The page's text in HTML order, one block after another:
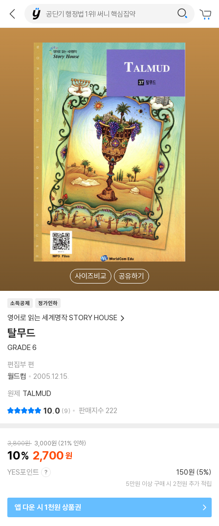
사이즈비교 공유하기
소득공제 정가인하
영어로 읽는 세계명작 STORY HOUSE
탈무드
GRADE 6
편집부 편
월드컴
2005.12.15.
원제 TALMUD
10.0 9 판매지수 222
3,800원 3,000원 21% 인하
10 2,700
YES포인트 150원 (5%)
5만원 이상 구매 시 2천원 추가 적립
앱 다운 시 1천원 상품권